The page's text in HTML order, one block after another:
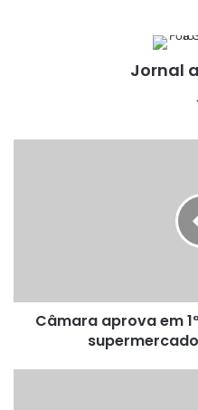
Jornal
aos
domingos
Câmara aprova em